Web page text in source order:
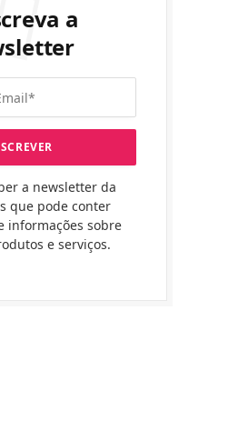
a
a newsletter da
que pode conter
informações sobre
e serviços.